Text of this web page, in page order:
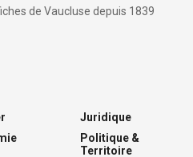
de Vaucluse depuis 1839
Juridique
Politique &
Territoire